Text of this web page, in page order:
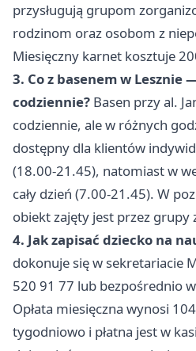
przysługują grupom
rodzinom oraz osobom z
Miesięczny karnet kosztuje
3. Co z basenem w Lesznie
codziennie? Basen przy al.
codziennie, ale w różnych
dostępny dla klientów
(18.00-21.45), natomiast w
cały dzień (7.00-21.45). W
obiekt zajęty jest przez grupy
4. Jak zapisać dziecko na
dokonuje się w sekretariacie
520 91 77 lub bezpośrednio
Opłata miesięczna wynosi
tygodniowo i płatna jest w